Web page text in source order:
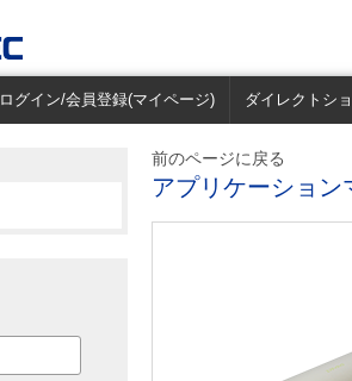
ログイン/会員登録(マイページ) ダイレクトシ
前のページに戻る
アプリケーショ